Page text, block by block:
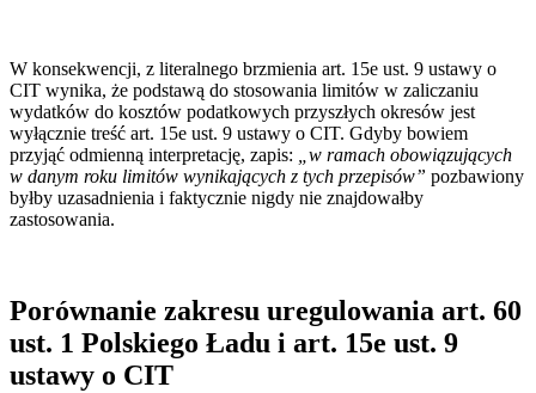
W konsekwencji, z literalnego brzmienia art. 15e ust. 9 ustawy o
CIT wynika, że podstawą do stosowania limitów w zaliczaniu
wydatków do kosztów podatkowych przyszłych okresów jest
wyłącznie treść art. 15e ust. 9 ustawy o CIT. Gdyby bowiem
przyjąć odmienną interpretację, zapis:
„w ramach obowiązujących
w danym roku limitów wynikających z tych przepisów” pozbawiony
byłby uzasadnienia i faktycznie nigdy nie znajdowałby
zastosowania.
Porównanie zakresu uregulowania art. 60
ust. 1 Polskiego Ładu i art. 15e ust. 9
ustawy o CIT